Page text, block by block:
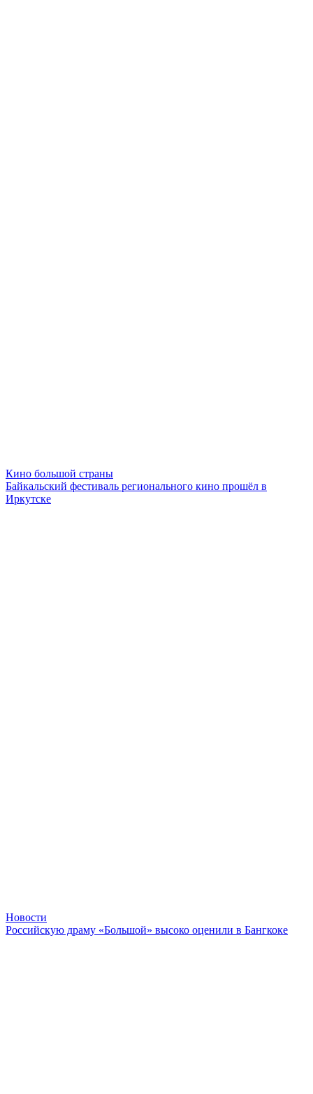
Кино большой страны
Байкальский фестиваль регионального кино прошёл в
Иркутске
Новости
Российскую драму «Большой» высоко оценили в Бангкоке